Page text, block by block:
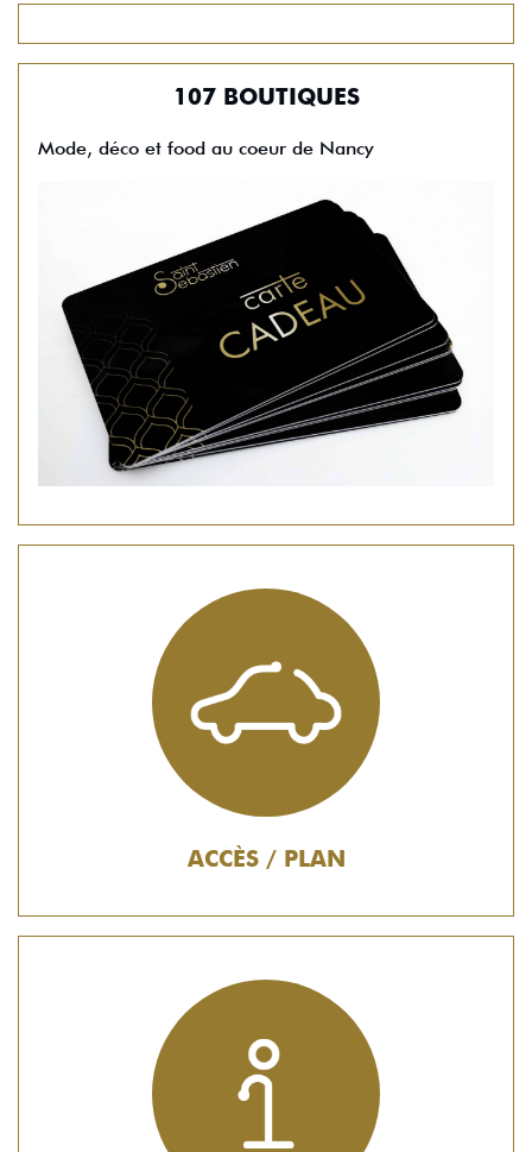
107 BOUTIQUES
Mode, déco et food au coeur de Nancy
ACCÈS / PLAN